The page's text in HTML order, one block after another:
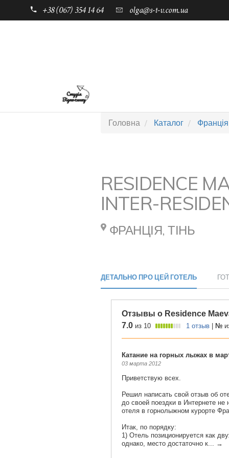
+38 (067) 354 14 64 olga@s-t-v.com.ua
Головна Каталог Франція
RESIDENCE
INTER-
ФРАНЦІЯ, ТІНЬ
ДЕТАЛЬНО ПРО ЦЕЙ ГОТЕЛЬ